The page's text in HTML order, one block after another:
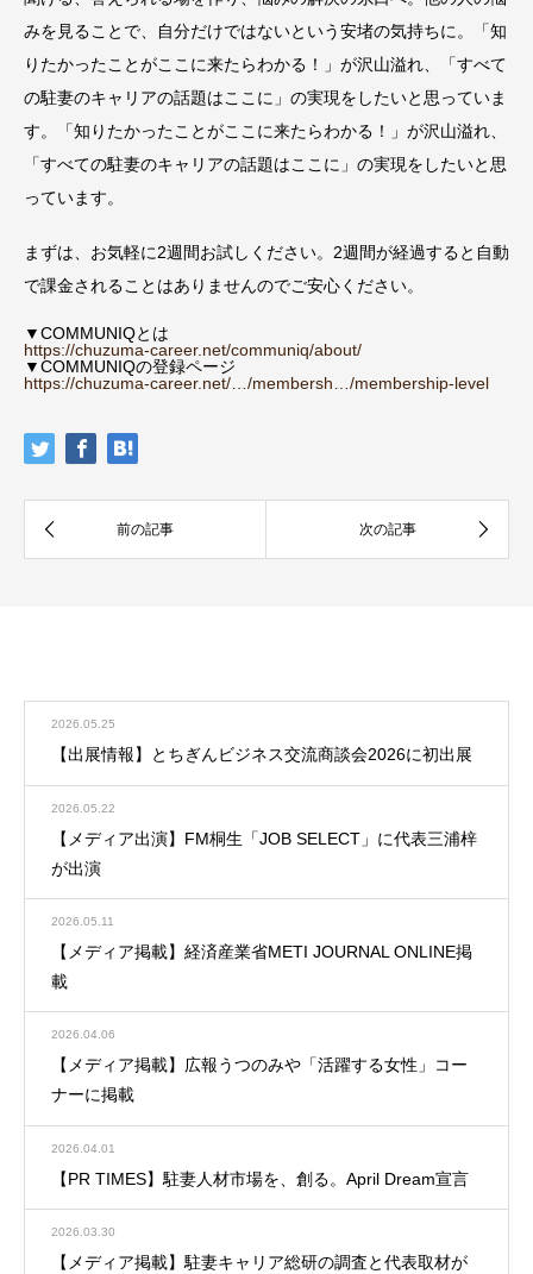
みを見ることで、自分だけではないという安堵の気持ちに。「知
りたかったことがここに来たらわかる！」が沢山溢れ、「すべて
の駐妻のキャリアの話題はここに」の実現をしたいと思っていま
す。
「知りたかったことがここに来たらわかる！」が沢山溢れ、
「すべての駐妻のキャリアの話題はここに」の実現をしたいと思
っています。
まずは、お気軽に2週間お試しください。2週間が経過すると自動
で課金されることはありませんのでご安心ください。
▼COMMUNIQとは
https://chuzuma-career.net/communiq/about/
▼COMMUNIQの登録ページ
https://chuzuma-career.net/…/membersh…/membership-level
2026.05.25
【出展情報】とちぎんビジネス交流商談会2026に初出展
2026.05.22
【メディア出演】FM桐生「JOB SELECT」に代表三浦梓
が出演
2026.05.11
【メディア掲載】経済産業省METI JOURNAL ONLINE掲
載
2026.04.06
【メディア掲載】広報うつのみや「活躍する女性」コー
ナーに掲載
2026.04.01
【PR TIMES】駐妻人材市場を、創る。April Dream宣言
2026.03.30
【メディア掲載】駐妻キャリア総研の調査と代表取材が